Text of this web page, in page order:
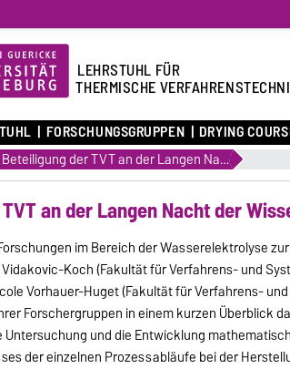
LEHRSTUHL FÜR
THERMISCHE
FORSCHUNGSGRUPPEN DRYING
Beteiligung der TVT an der Langen Nacht der Wissenschaft
an der Langen Nacht der
im Bereich der Wasserelektrolyse
Vidakovic-Koch (Fakultät für Verfahrens- und
Vorhauer-Huget (Fakultät für Verfahrens-
Forschergruppen in einem kurzen Überblick
und die Entwicklung
der einzelnen Prozessabläufe bei der